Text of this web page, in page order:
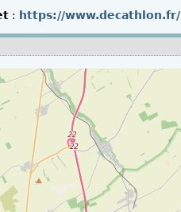
: https://www.decathlon.fr/